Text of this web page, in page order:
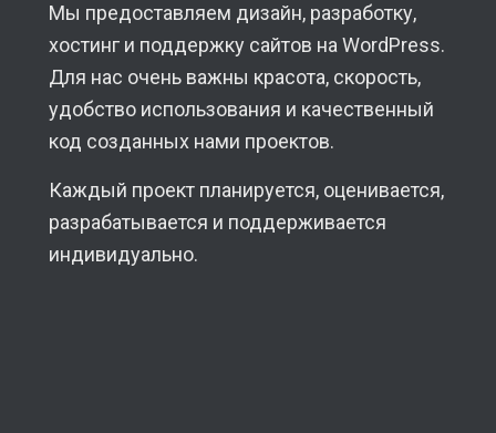
Мы предоставляем дизайн, разработку,
хостинг и поддержку сайтов на WordPress.
Для нас очень важны красота, скорость,
удобство использования и качественный
код созданных нами проектов.
Каждый проект планируется, оценивается,
разрабатывается и поддерживается
индивидуально.